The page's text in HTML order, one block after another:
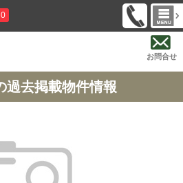
0
お問合せ
過去掲載物件情報